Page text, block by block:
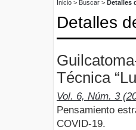
Inicio > Buscar > Detalles
Detalles
Técnica
Vol. 6, Núm. 3
Pensamiento
COVID-19.